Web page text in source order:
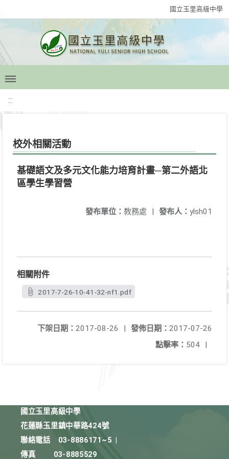
國立玉里高級中學
:::
校外相關活動
基礎語文及多元文化能力培育計畫─第二外語北
區學生學習營
發布人： ylsh01
發布單位： 教務處 |
相關附件
2017-7-26-10-41-32-nf1.pdf
發佈日期： 2017-07-26
下架日期： 2017-08-26
|
點擊率： 504 |
國立玉里高級中學
花蓮縣玉里鎮中華路424號
聯絡電話
03-8886171~5
傳真
03-8885529